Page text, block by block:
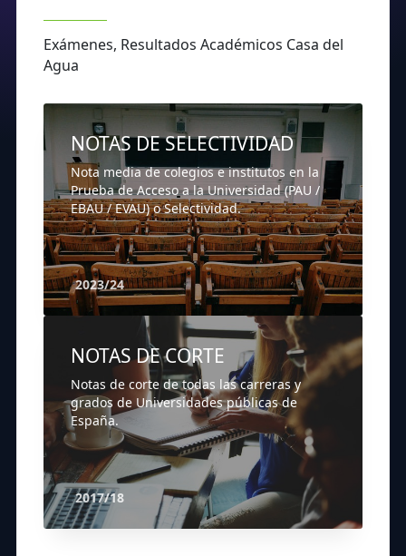
Exámenes, Resultados Académicos Casa del
Agua
NOTAS DE SELECTIVIDAD
Nota media de colegios e institutos en la
Prueba de Acceso a la Universidad (PAU /
EBAU / EVAU) o Selectividad.
2023/24
NOTAS DE CORTE
Notas de corte de todas las carreras y
grados de Universidades públicas de
España.
2017/18